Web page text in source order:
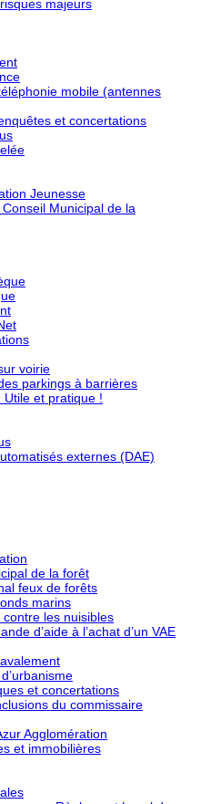
majeurs
mobile (antennes
et concertations
Jeunesse
Municipal de la
voirie
parkings à barrières
et pratique !
externes (DAE)
de la forêt
feux de forêts
marins
les nuisibles
d’aide à l’achat d’un VAE
et concertations
du commissaire
Agglomération
et immobilières